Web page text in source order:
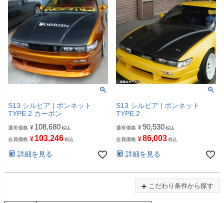
S13 シルビア | ボンネット
TYPE.2 カーボン
通常価格 ¥ 108,680 税込
会員価格 ¥ 103,246 税込
詳細を見る
S13 シルビア | ボンネット
TYPE.2
通常価格 ¥90,530 税込
会員価格 ¥86,003 税込
詳細を見る
こだわり条件から探す